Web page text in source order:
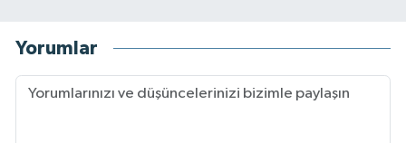
Yorumlar